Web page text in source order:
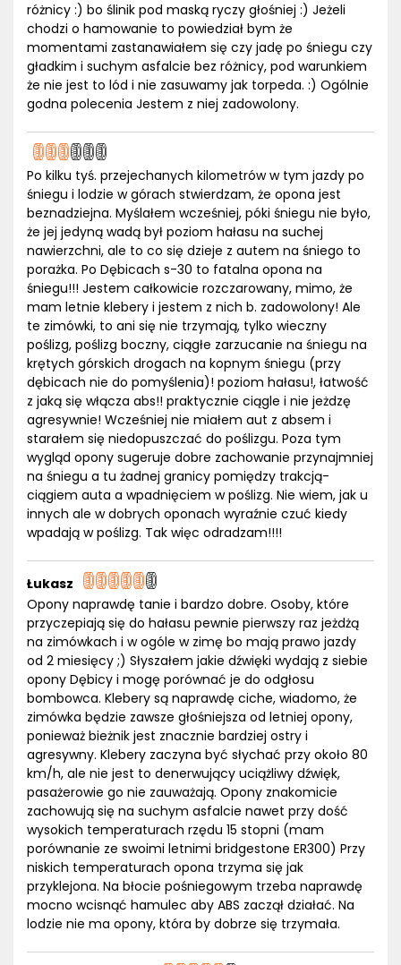
różnicy :) bo ślinik pod maską ryczy głośniej :) Jeżeli
chodzi o hamowanie to powiedział bym że
momentami zastanawiałem się czy jadę po śniegu czy
gładkim i suchym asfalcie bez różnicy, pod warunkiem
że nie jest to lód i nie zasuwamy jak torpeda. :) Ogólnie
godna polecenia Jestem z niej zadowolony.
Po kilku tyś. przejechanych kilometrów w tym jazdy po
śniegu i lodzie w górach stwierdzam, że opona jest
beznadziejna. Myślałem wcześniej, póki śniegu nie było,
że jej jedyną wadą był poziom hałasu na suchej
nawierzchni, ale to co się dzieje z autem na śniego to
porażka. Po Dębicach s-30 to fatalna opona na
śniegu!!! Jestem całkowicie rozczarowany, mimo, że
mam letnie klebery i jestem z nich b. zadowolony! Ale
te zimówki, to ani się nie trzymają, tylko wieczny
poślizg, poślizg boczny, ciągłe zarzucanie na śniegu na
krętych górskich drogach na kopnym śniegu (przy
dębicach nie do pomyślenia)! poziom hałasu!, łatwość
z jaką się włącza abs!! praktycznie ciągle i nie jeżdzę
agresywnie! Wcześniej nie miałem aut z absem i
starałem się niedopuszczać do poślizgu. Poza tym
wygląd opony sugeruje dobre zachowanie przynajmniej
na śniegu a tu żadnej granicy pomiędzy trakcją-
ciągiem auta a wpadnięciem w poślizg. Nie wiem, jak u
innych ale w dobrych oponach wyraźnie czuć kiedy
wpadają w poślizg. Tak więc odradzam!!!!
Łukasz
Opony naprawdę tanie i bardzo dobre. Osoby, które
przyczepiają się do hałasu pewnie pierwszy raz jeżdżą
na zimówkach i w ogóle w zimę bo mają prawo jazdy
od 2 miesięcy ;) Słyszałem jakie dźwięki wydają z siebie
opony Dębicy i mogę porównać je do odgłosu
bombowca. Klebery są naprawdę ciche, wiadomo, że
zimówka będzie zawsze głośniejsza od letniej opony,
ponieważ bieżnik jest znacznie bardziej ostry i
agresywny. Klebery zaczyna być słychać przy około 80
km/h, ale nie jest to denerwujący uciążliwy dźwięk,
pasażerowie go nie zauważają. Opony znakomicie
zachowują się na suchym asfalcie nawet przy dość
wysokich temperaturach rzędu 15 stopni (mam
porównanie ze swoimi letnimi bridgestone ER300) Przy
niskich temperaturach opona trzyma się jak
przyklejona. Na błocie pośniegowym trzeba naprawdę
mocno wcisnąć hamulec aby ABS zaczął działać. Na
lodzie nie ma opony, która by dobrze się trzymała.